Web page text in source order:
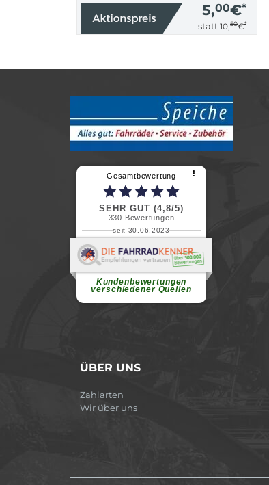
5,00€*
statt 10,50€*
Gesamtbewertung ⠇
SEHR GUT (4,8/5)
330 Bewertungen
seit 30.06.2023
Kundenbewertungen
verschiedener Quellen
Renate H.
Vielen Dank für ein herzliches
ÜBER UNS
Zahlarten
Wir über uns